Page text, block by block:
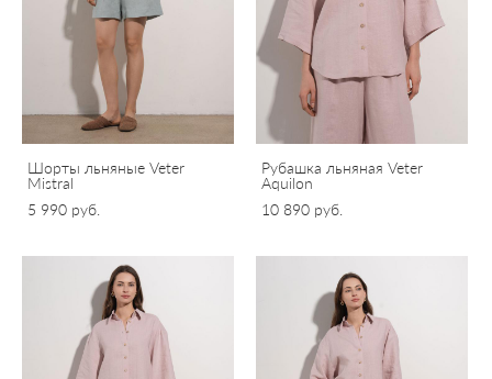
Шорты льняные Veter
Mistral
5 990 pуб.
Рубашка льняная Veter
Aquilon
10 890 pуб.